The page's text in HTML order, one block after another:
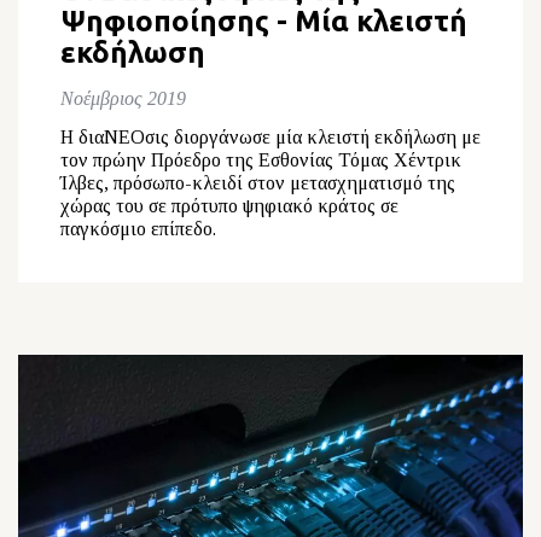
Ψηφιοποίησης - Μία κλειστή
εκδήλωση
Νοέμβριος 2019
Η διαΝΕΟσις διοργάνωσε μία κλειστή εκδήλωση με
τον πρώην Πρόεδρο της Εσθονίας Τόμας Χέντρικ
Ίλβες, πρόσωπο-κλειδί στον μετασχηματισμό της
χώρας του σε πρότυπο ψηφιακό κράτος σε
παγκόσμιο επίπεδο.